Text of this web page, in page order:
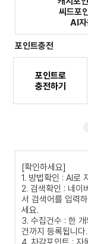
씨드포
AI자
포인트충전
포인트로
충전하기
[확인하세요]
1. 방법확인 : AI로
2. 검색확인 : 네이
서 검색어를 입력
세요.
3. 수집건수 : 한
건까지 등록됩니다.